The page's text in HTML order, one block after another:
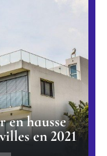
en hausse
en 2021